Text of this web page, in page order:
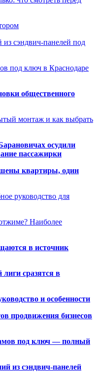
из сэндвич-панелей под
под ключ в Краснодаре
общественного
монтаж и как выбрать
осудили
пассажирки
квартиры, один
руководство для
Наиболее
в источник
сразятся в
и особенности
продвижения бизнесов
под ключ — полный
из сэндвич-панелей